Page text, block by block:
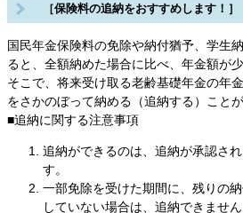
［保険料の追納をおすすめします！］
国民年金保険料の免除や納付猶予、学生
ると、全額納めた場合に比べ、年金額が
そこで、将来受け取る老齢基礎年金の年
をさかのぼって納める（追納する）ことが
■追納に関する注意事項
追納ができるのは、追納が承認さ
す。
一部免除を受けた期間に、残りの
していない場合は、追納できません